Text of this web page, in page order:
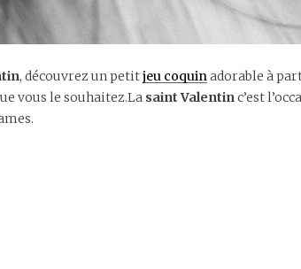
, découvrez un petitjeu coquin adorable à
vous le souhaitez.La saint Valentin c’est